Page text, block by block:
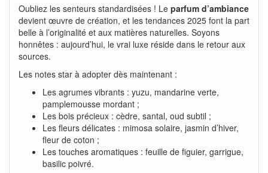
Oubliez les senteurs standardisées ! Le parfum d’ambiance
devient œuvre de création, et les tendances 2025 font la part
belle à l’originalité et aux matières naturelles. Soyons
honnêtes : aujourd’hui, le vrai luxe réside dans le retour aux
sources.
Les notes star à adopter dès maintenant :
Les agrumes vibrants : yuzu, mandarine verte,
pamplemousse mordant ;
Les bois précieux : cèdre, santal, oud subtil ;
Les fleurs délicates : mimosa solaire, jasmin d’hiver,
fleur de coton ;
Les touches aromatiques : feuille de figuier, garrigue,
basilic poivré.